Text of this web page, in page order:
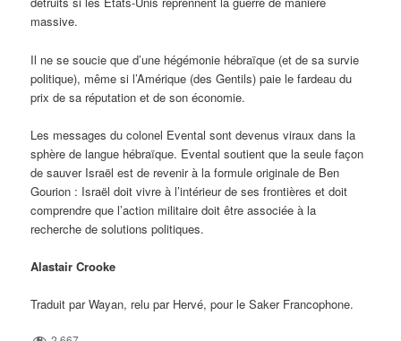
massive.
Il ne se soucie que d’une hégémonie hébraïque (et de sa survie
politique), même si l’Amérique (des Gentils) paie le fardeau du
prix de sa réputation et de son économie.
Les messages du colonel Evental sont devenus viraux dans la
sphère de langue hébraïque. Evental soutient que la seule façon
de sauver Israël est de revenir à la formule originale de Ben
Gourion : Israël doit vivre à l’intérieur de ses frontières et doit
comprendre que l’action militaire doit être associée à la
recherche de solutions politiques.
Alastair Crooke
Traduit par Wayan, relu par Hervé, pour le Saker Francophone.